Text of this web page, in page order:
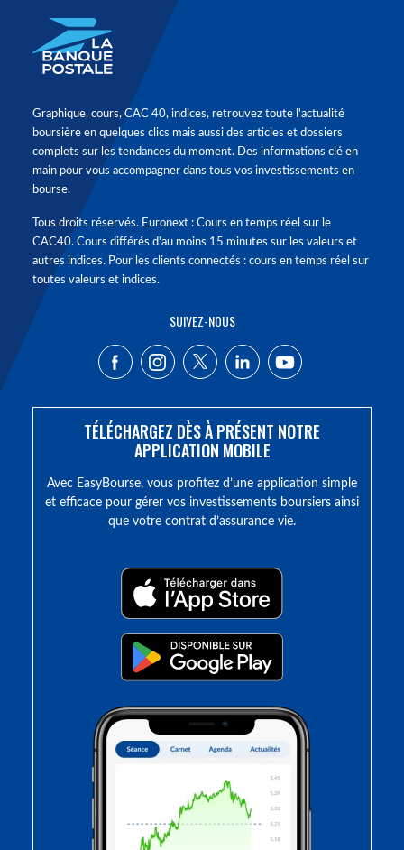
Graphique, cours, CAC 40, indices, retrouvez toute l'actualité
boursière en quelques clics mais aussi des articles et dossiers
complets sur les tendances du moment. Des informations clé en
main pour vous accompagner dans tous vos investissements en
bourse.
Tous droits réservés. Euronext : Cours en temps réel sur le
CAC40. Cours différés d'au moins 15 minutes sur les valeurs et
autres indices. Pour les clients connectés : cours en temps réel sur
toutes valeurs et indices.
SUIVEZ-NOUS
TÉLÉCHARGEZ DÈS À PRÉSENT NOTRE
APPLICATION MOBILE
Avec EasyBourse, vous profitez d’une application simple
et efficace pour gérer vos investissements boursiers ainsi
que votre contrat d’assurance vie.